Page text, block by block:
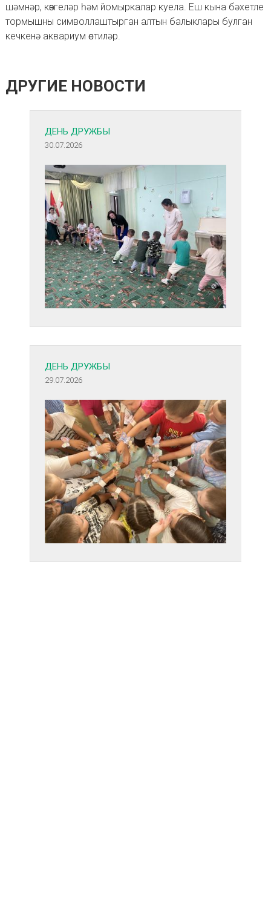
шәмнәр, көзгеләр һәм йомыркалар куела. Еш кына бәхетле
тормышны символлаштырган алтын балыклары булган
кечкенә аквариум өстиләр.
ДРУГИЕ НОВОСТИ
ДЕНЬ ДРУЖБЫ
30.07.2026
ДЕНЬ ДРУЖБЫ
29.07.2026